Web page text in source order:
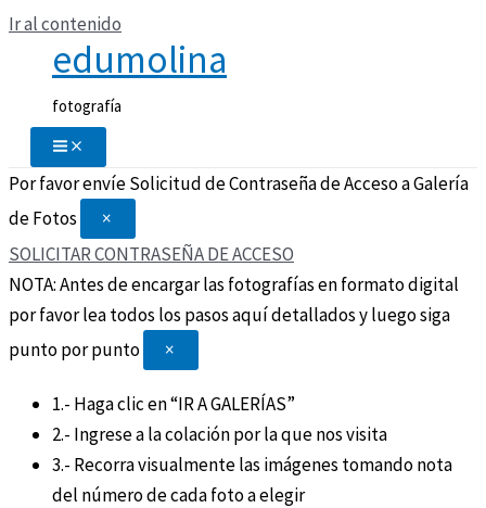
Ir al contenido
edumolina
fotografía
Por favor envíe Solicitud de Contraseña de Acceso a Galería
de Fotos
×
SOLICITAR CONTRASEÑA DE ACCESO
NOTA: Antes de encargar las fotografías en formato digital
por favor lea todos los pasos aquí detallados y luego siga
punto por punto
×
1.- Haga clic en “IR A GALERÍAS”
2.- Ingrese a la colación por la que nos visita
3.- Recorra visualmente las imágenes tomando nota
del número de cada foto a elegir